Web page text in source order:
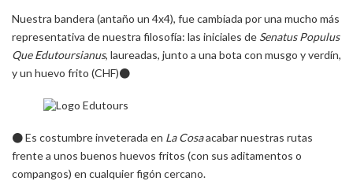
Nuestra bandera (antaño un 4x4), fue cambiada por una mucho más
representativa de nuestra filosofía: las iniciales de Senatus Populus
Que Edutoursianus, laureadas, junto a una bota con musgo y verdín,
y un huevo frito (CHF)●
●Es costumbre inveterada en La Cosaacabar nuestras rutas
frente a unos buenos huevos fritos (con sus aditamentos o
compangos) en cualquier figón cercano.